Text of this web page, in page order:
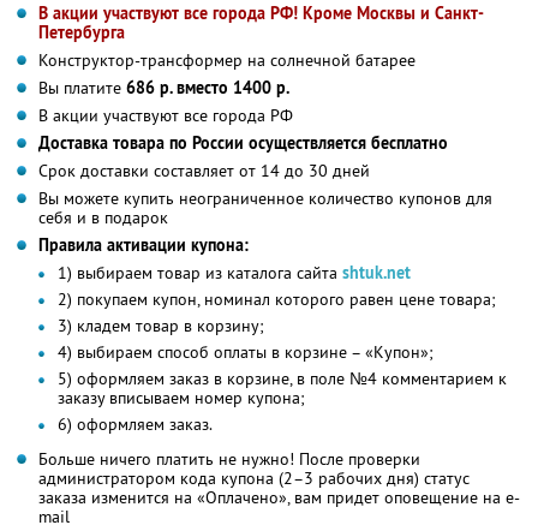
В акции участвуют все города РФ! Кроме Москвы и Санкт-
Петербурга
Конструктор-трансформер на солнечной батарее
Вы платите 686 р. вместо 1400 р.
В акции участвуют все города РФ
Доставка товара по России осуществляется бесплатно
Срок доставки составляет от 14 до 30 дней
Вы можете купить неограниченное количество купонов для
себя и в подарок
Правила активации купона:
1) выбираем товар из каталога сайта shtuk.net
2) покупаем купон, номинал которого равен цене товара;
3) кладем товар в корзину;
4) выбираем способ оплаты в корзине – «Купон»;
5) оформляем заказ в корзине, в поле №4 комментарием к
заказу вписываем номер купона;
6) оформляем заказ.
Больше ничего платить не нужно! После проверки
администратором кода купона (2–3 рабочих дня) статус
заказа изменится на «Оплачено», вам придет оповещение на e-
mail